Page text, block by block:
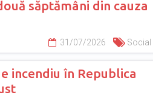
săptămâni din cauza
31/07/2026 Social
incendiu în Republica